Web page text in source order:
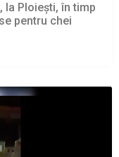
la Ploiești, în timp
pentru chei